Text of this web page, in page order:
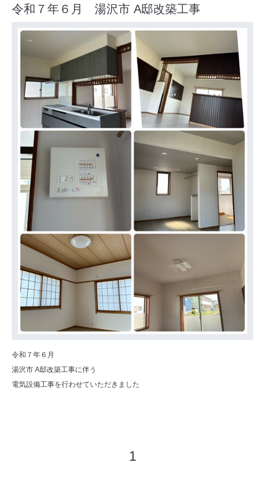
令和７年６月 湯沢市 A邸改築工事
令和７年６月
湯沢市 A邸改築工事に伴う
電気設備工事を行わせていただきました
1